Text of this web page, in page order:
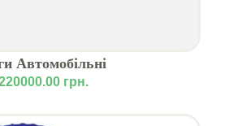
Автомобільні
грн.